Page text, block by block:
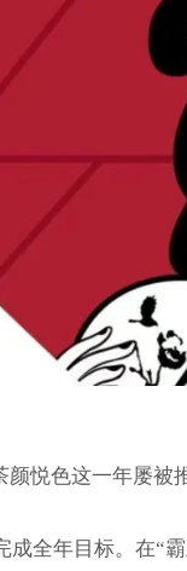
悦色这一年屡
全年目标。在“